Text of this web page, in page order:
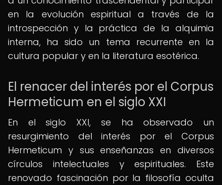
en la evolución espiritual a través de la
introspección y la práctica de la alquimia
interna, ha sido un tema recurrente en la
cultura popular y en la literatura esotérica.
El renacer del interés por el Corpus
Hermeticum en el siglo XXI
En el siglo XXI, se ha observado un
resurgimiento del interés por el Corpus
Hermeticum y sus enseñanzas en diversos
círculos intelectuales y espirituales. Este
renovado fascinación por la filosofía oculta